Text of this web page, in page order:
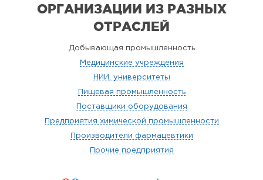
ОРГАНИЗАЦИИ ИЗ РАЗНЫХ
ОТРАСЛЕЙ
Добывающая промышленность
Медицинские учреждения
НИИ, университеты
Пищевая промышленность
Поставщики оборудования
Предприятия химической промышленности
Производители фармацевтики
Прочие предприятия